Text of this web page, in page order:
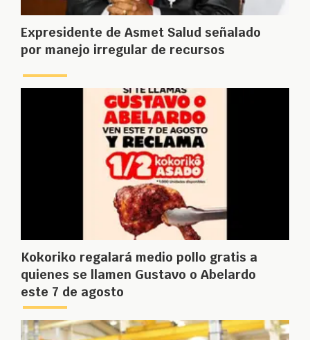
Expresidente de Asmet Salud señalado
por manejo irregular de recursos
Kokoriko regalará medio pollo gratis a
quienes se llamen Gustavo o Abelardo
este 7 de agosto